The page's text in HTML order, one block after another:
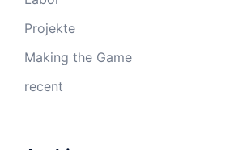
Projekte
Making the Game
recent